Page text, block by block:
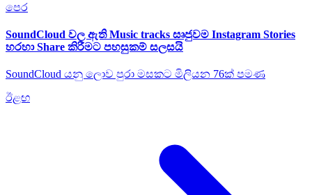
පෙර
SoundCloud වල ඇති Music tracks සෘජුවම Instagram Stories
හරහා Share කිරීමට පහසුකම් සලසයි
SoundCloud යනු ලොව පුරා මසකට මිලියන 76ක් පමණ
ඊළඟ